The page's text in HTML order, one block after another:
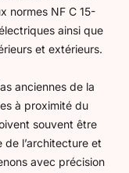
normes NF C 15-
ainsi que
et extérieurs.
anciennes de la
à proximité du
souvent être
l’architecture et
avec précision